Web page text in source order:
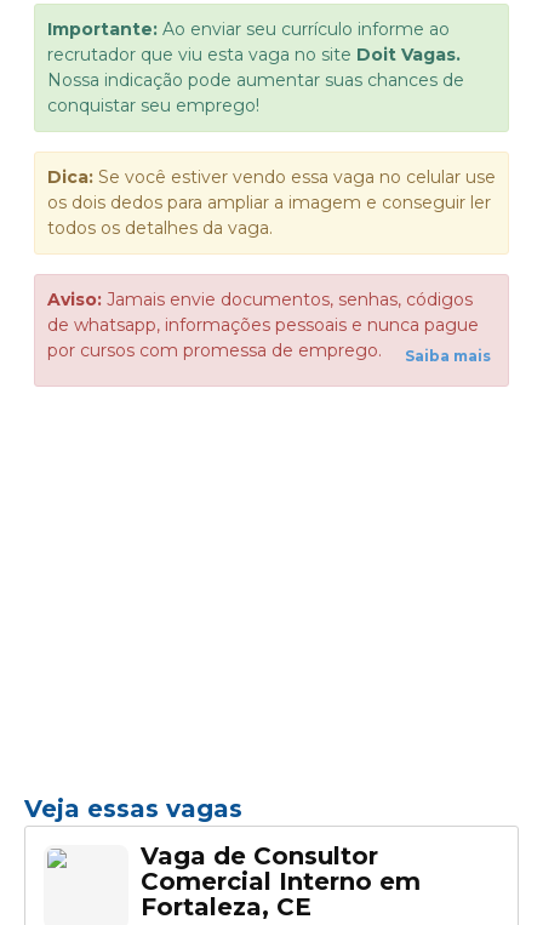
Importante: Ao enviar seu currículo informe ao
recrutador que viu esta vaga no site Doit Vagas.
Nossa indicação pode aumentar suas chances de
conquistar seu emprego!
Dica: Se você estiver vendo essa vaga no celular use
os dois dedos para ampliar a imagem e conseguir ler
todos os detalhes da vaga.
Aviso: Jamais envie documentos, senhas, códigos
de whatsapp, informações pessoais e nunca pague
por cursos com promessa de emprego.
Saiba mais
Veja essas vagas
Vaga de Consultor
Comercial Interno em
Fortaleza, CE